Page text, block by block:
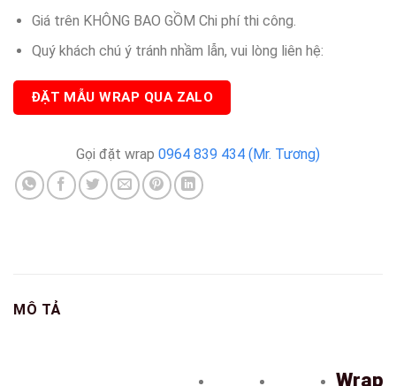
Giá trên KHÔNG BAO GỒM Chi phí thi công.
Quý khách chú ý tránh nhầm lẫn, vui lòng liên hệ:
ĐẶT MẪU WRAP QUA ZALO
Gọi đặt wrap 0964 839 434 (Mr. Tương)
MÔ TẢ
Wrap